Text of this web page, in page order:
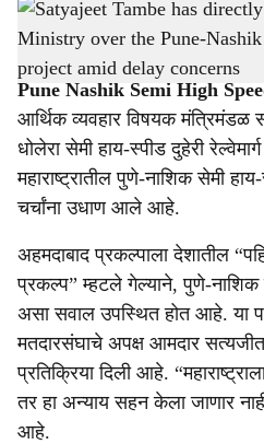
h
a
r
e
Satyajeet Tambe has directly warned the
high-speed railway project amid delay concerns
-Sarkarnama
Pune Nashik Semi High
आर्थिक व्यवहार विषयक मंत्रिमंडळ
धोलेरा सेमी हाय-स्पीड दुहेरी
महाराष्ट्रातील पुणे-नाशिक सेमी
चर्चांना उधाण आले आहे.
अहमदाबाद प्रकल्पाला देशातील
प्रकल्प” म्हटले गेल्याने, पुणे-
असा सवाल उपस्थित होत आहे. या
मतदारसंघाचे अपक्ष आमदार सत्यजीत
प्रतिक्रिया दिली आहे.
तर हा अन्याय सहन केला जाणार
आहे.